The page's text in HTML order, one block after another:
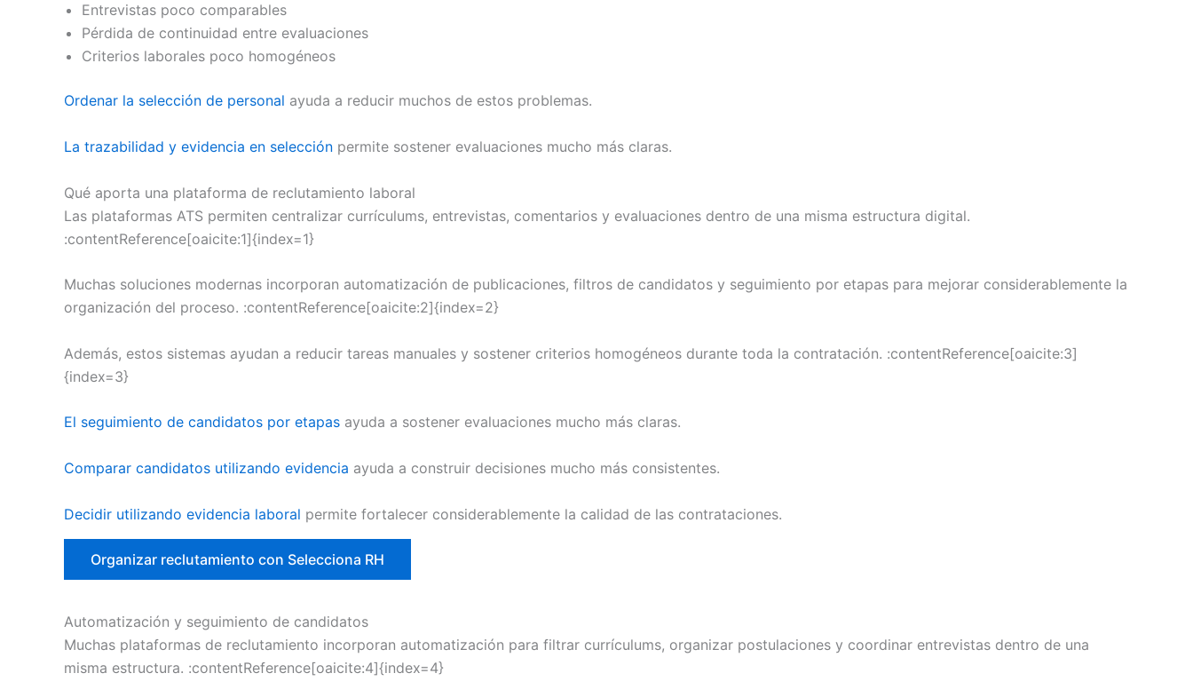
Entrevistas poco comparables
Pérdida de continuidad entre evaluaciones
Criterios laborales poco homogéneos
Ordenar la selección de personal ayuda a reducir muchos de estos problemas.
La trazabilidad y evidencia en selección permite sostener evaluaciones mucho más claras.
Qué aporta una plataforma de reclutamiento laboral
Las plataformas ATS permiten centralizar currículums, entrevistas, comentarios y evaluaciones dentro de una misma estructura digital.
:contentReference[oaicite:1]{index=1}
Muchas soluciones modernas incorporan automatización de publicaciones, filtros de candidatos y seguimiento por etapas para mejorar considerablemente la
organización del proceso. :contentReference[oaicite:2]{index=2}
Además, estos sistemas ayudan a reducir tareas manuales y sostener criterios homogéneos durante toda la contratación. :contentReference[oaicite:3]
{index=3}
El seguimiento de candidatos por etapas ayuda a sostener evaluaciones mucho más claras.
Comparar candidatos utilizando evidencia ayuda a construir decisiones mucho más consistentes.
Decidir utilizando evidencia laboral permite fortalecer considerablemente la calidad de las contrataciones.
Organizar reclutamiento con Selecciona RH
Automatización y seguimiento de candidatos
Muchas plataformas de reclutamiento incorporan automatización para filtrar currículums, organizar postulaciones y coordinar entrevistas dentro de una
misma estructura. :contentReference[oaicite:4]{index=4}